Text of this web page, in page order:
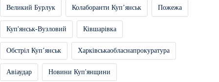
Великий Бурлук Колаборанти Купʼянськ Пожежа
Куп'янськ-Вузловий Ківшарівка
Обстріл Купʼянськ Харківськаобласнапрокуратура
Авіаудар Новини Куп'янщини